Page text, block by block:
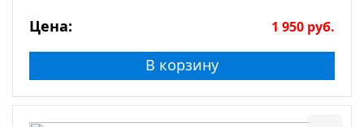
Цена: 1 950 руб.
В корзину